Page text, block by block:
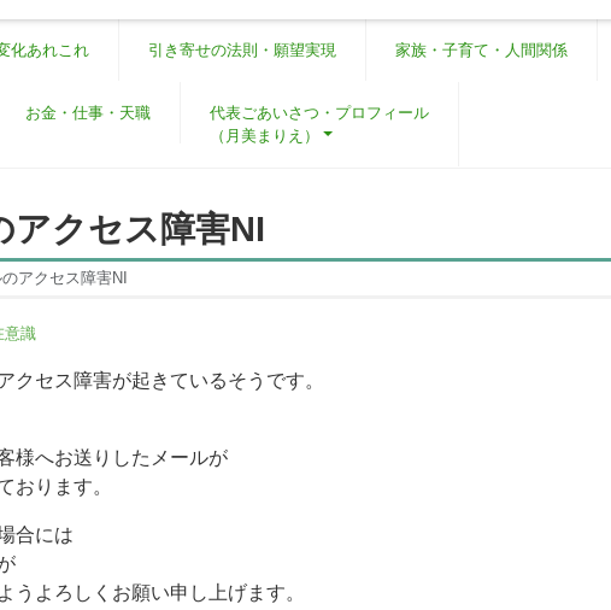
化あれこれ 引き寄せの法則・願望実現 家族・子育て・人間関係
お金・仕事・天職
代表ごあいさつ・プロフィール
（月美まりえ）
アクセス障害NI
アクセス障害NI
意識
クセス障害が起きているそうです。
様へお送りしたメールが
おります。
合には
うよろしくお願い申し上げます。